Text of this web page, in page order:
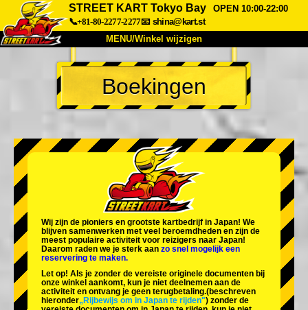
STREET KART Tokyo Bay
OPEN 10:00-22:00
📞+81-80-2277-2277📧 shina@kart.st
MENU/Winkel wijzigen
TOP
Over Specificaties Prijzen
Bedrijf Boekingen
Winkel wijzigen
Tokyo Shinagawa Tokyo Akihabara#1
Tokyo Akihabara#2
Tokyo Shibuya Annex Tokyo Bay
Tokyo Asakusa Osaka
Okinawa
Boekingen
Wij zijn de pioniers en grootste kartbedrijf in Japan! We
blijven samenwerken met veel beroemdheden en zijn de
meest populaire activiteit voor reizigers naar Japan!
Daarom raden we je sterk aan zo snel mogelijk een
reservering te maken.
Let op! Als je zonder de vereiste originele documenten bij
onze winkel aankomt, kun je niet deelnemen aan de
activiteit en ontvang je geen terugbetaling.(beschreven
hieronder„Rijbewijs om in Japan te rijden") zonder de